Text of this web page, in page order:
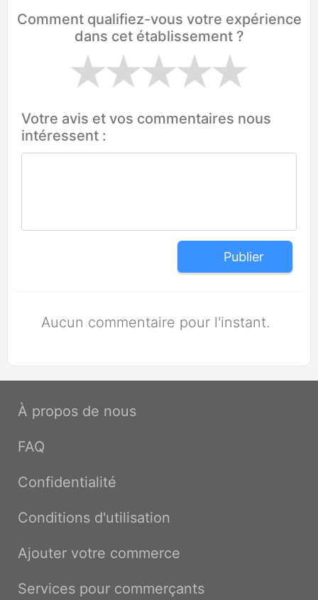
Comment qualifiez-vous votre expérience
dans cet établissement ?
Votre avis et vos commentaires nous
intéressent :
Publier
Aucun commentaire pour l'instant.
À propos de nous
FAQ
Confidentialité
Conditions d'utilisation
Ajouter votre commerce
Services pour commerçants